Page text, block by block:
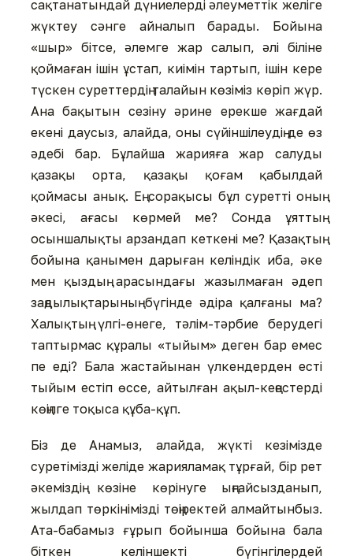
сақтанатындай дүниелерді əлеуметтік желіге
жүктеу сəнге айналып барады. Бойына
«шыр» бітсе, əлемге жар салып, əлі біліне
қоймаған ішін ұстап, киімін тартып, ішін кере
түскен суреттердің талайын көзіміз көріп жүр.
Ана бақытын сезіну əрине ерекше жағдай
екені даусыз, алайда, оны сүйіншілеудің де өз
əдебі бар. Бұлайша жарияға жар салуды
қазақы орта, қазақы қоғам қабылдай
қоймасы анық. Ең сорақысы бұл суретті оның
əкесі, ағасы көрмей ме? Сонда ұяттың
осыншалықты арзандап кеткені ме? Қазақтың
бойына қанымен дарыған келіндік иба, əке
мен қыздың арасындағы жазылмаған əдеп
заңдылықтарының бүгінде əдіра қалғаны ма?
Халықтың үлгі-өнеге, тəлім-тəрбие берудегі
таптырмас құралы «тыйым» деген бар емес
пе еді? Бала жастайынан үлкендерден есті
тыйым естіп өссе, айтылған ақыл-кеңестерді
көңілге тоқыса құба-құп.
Біз де Анамыз, алайда, жүкті кезімізде
суретімізді желіде жарияламақ тұрғай, бір рет
əкеміздің көзіне көрінуге ыңғайсызданып,
жылдап төркінімізді төңіректей алмайтынбыз.
Ата-бабамыз ғұрып бойынша бойына бала
біткен келіншекті бүгінгілердей